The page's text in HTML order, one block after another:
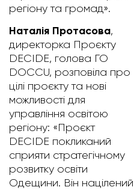
регіону та громад».
Наталія Протасова,
директорка Проєкту
DECIDE, голова ГО
DOCCU, розповіла про
цілі проєкту та нові
можливості для
управління освітою
регіону: «Проєкт
DECIDE покликаний
сприяти стратегічному
розвитку освіти
Одещини. Він націлений